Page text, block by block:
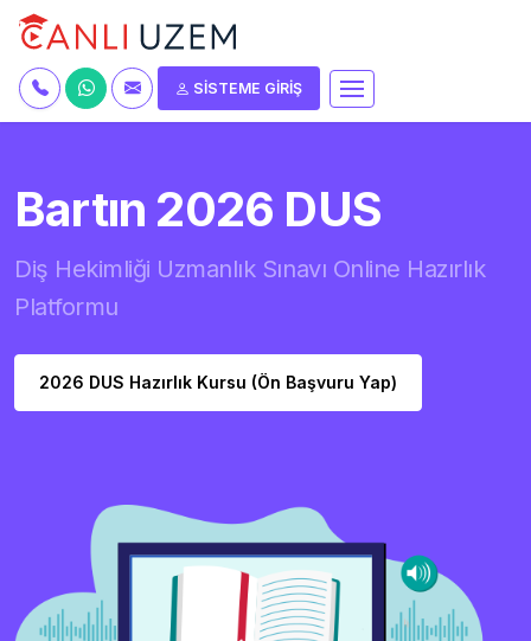
SİSTEME GİRİŞ
Bartın 2026 DUS
Diş Hekimliği Uzmanlık Sınavı Online Hazırlık
Platformu
2026 DUS Hazırlık Kursu (Ön Başvuru Yap)